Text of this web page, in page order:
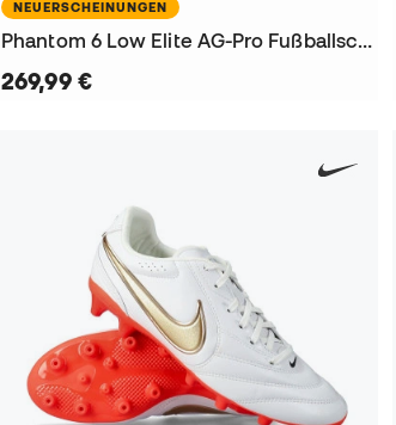
NEUERSCHEINUNGEN
Phantom 6 Low Elite AG-Pro Fußballschuhe
269,99 €